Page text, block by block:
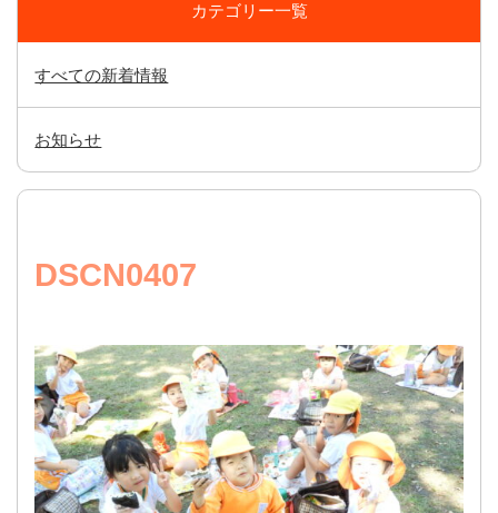
カテゴリー一覧
すべての新着情報
お知らせ
DSCN0407